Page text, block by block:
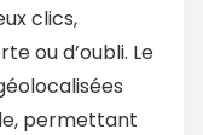
clics,
ou d’oubli. Le
permettant